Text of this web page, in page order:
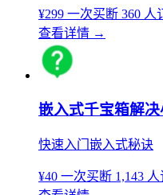
¥299 一次买断 360 人
查看详情 →
嵌入式千宝箱解
快速入门嵌入式秘诀
¥40 一次买断 1,143 人